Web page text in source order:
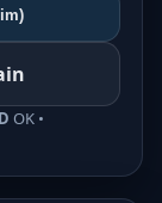
OK •